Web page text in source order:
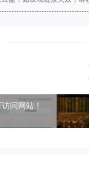
问网站！